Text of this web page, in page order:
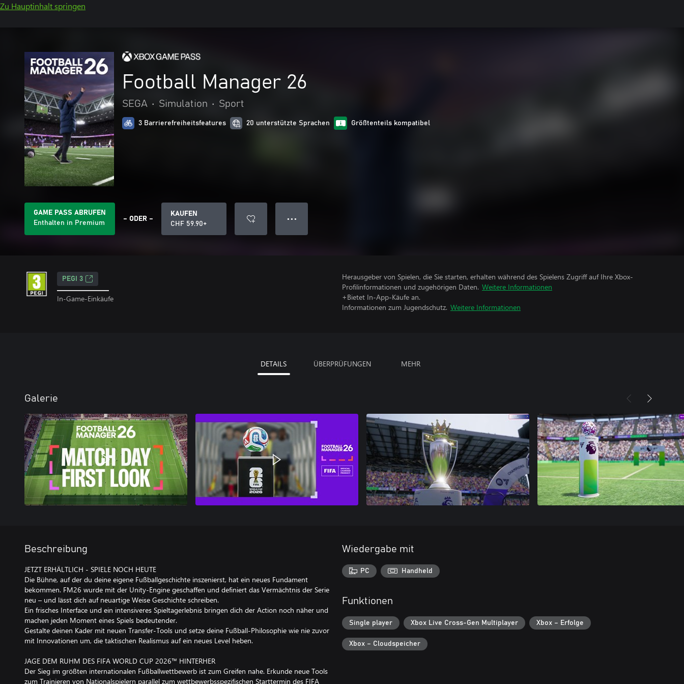
Zu Hauptinhalt springen
Football Manager 26
SEGA • Simulation • Sport
3 Barrierefreiheitsfeatures 20 unterstützte Sprachen Größtenteils kompatibel
GAME PASS ABRUFEN
Enthalten in Premium
– ODER –
KAUFEN
CHF 59.90+
● ● ●
PEGI 3
In-Game-Einkäufe
Herausgeber von Spielen, die Sie starten, erhalten während des Spielens Zugriff auf Ihre Xbox-
Profilinformationen und zugehörigen Daten. Weitere Informationen
+Bietet In-App-Käufe an.
Informationen zum Jugendschutz. Weitere Informationen
DETAILS ÜBERPRÜFUNGEN MEHR
Galerie
Beschreibung
JETZT ERHÄLTLICH - SPIELE NOCH HEUTE
Die Bühne, auf der du deine eigene Fußballgeschichte inszenierst, hat ein neues Fundament
bekommen. FM26 wurde mit der Unity-Engine geschaffen und definiert das Vermächtnis der Serie
neu – und lässt dich auf neuartige Weise Geschichte schreiben.
Ein frisches Interface und ein intensiveres Spieltagerlebnis bringen dich der Action noch näher und
machen jeden Moment eines Spiels bedeutender.
Gestalte deinen Kader mit neuen Transfer-Tools und setze deine Fußball-Philosophie wie nie zuvor
mit Innovationen um, die taktischen Realismus auf ein neues Level heben.
JAGE DEM RUHM DES FIFA WORLD CUP 2026™ HINTERHER
Der Sieg im größten internationalen Fußballwettbewerb ist zum Greifen nahe. Erkunde neue Tools
zum Trainieren von Nationalspielern parallel zum wettbewerbsspezifischen Starttermin des FIFA
Wiedergabe mit
PC Handheld
Funktionen
Single player Xbox Live Cross-Gen Multiplayer Xbox – Erfolge
Xbox – Cloudspeicher